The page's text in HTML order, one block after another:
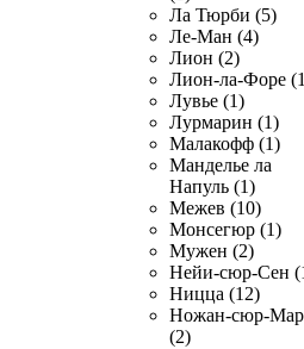
Ла Тюрби (5)
Ле-Ман (4)
Лион (2)
Лион-ла-Форе
Лувье (1)
Лурмарин (1)
Малакофф (1)
Манделье ла
Напуль (1)
Межев (10)
Монсегюр (1)
Мужен (2)
Нейи-сюр-Сен
Ницца (12)
Ножан-сюр-
(2)